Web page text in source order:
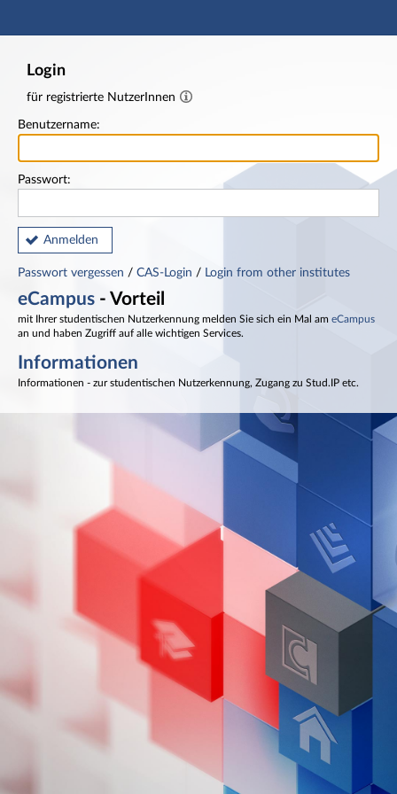
Hauptnavigation
Login
für registrierte NutzerInnen
Benutzername:
Passwort:
Anmelden
Passwort vergessen / CAS-Login / Login from other institutes
eCampus - Vorteil
mit Ihrer studentischen Nutzerkennung melden Sie sich ein Mal am eCampus
an und haben Zugriff auf alle wichtigen Services.
Informationen
Informationen - zur studentischen Nutzerkennung, Zugang zu Stud.IP etc.